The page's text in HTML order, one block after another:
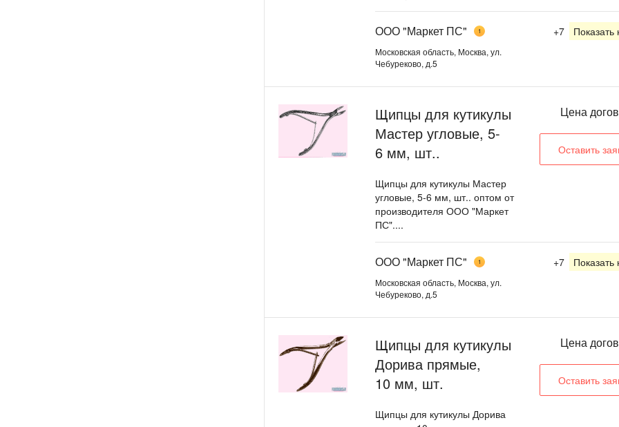
ООО "Маркет ПС" 1
Московская область, Москва, ул.
Чебуреково, д.5
+7
Щипцы для кутикулы
Мастер угловые, 5-
6 мм, шт..
Щипцы для кутикулы Мастер
угловые, 5-6 мм, шт.. оптом от
производителя ООО "Маркет
ПС"....
Цена
Оставить
ООО "Маркет ПС" 1
Московская область, Москва, ул.
Чебуреково, д.5
+7
Щипцы для кутикулы
Дорива прямые,
10 мм, шт.
Щипцы для кутикулы Дорива
Цена
Оставить